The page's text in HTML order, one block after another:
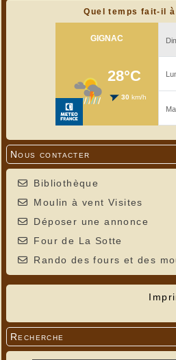
Quel temps fait-il
Nous contacter
Bibliothèque
Moulin à vent Visites
Déposer une annonce
Four de La Sotte
Rando des fours et des
Recherche